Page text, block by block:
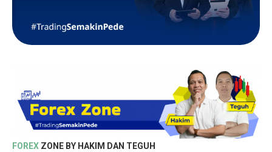
FOREX ZONE BY HAKIM DAN TEGUH